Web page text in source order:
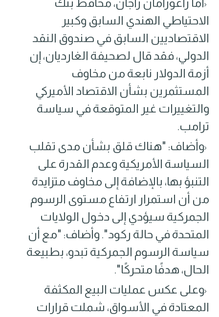
الاحتياطي الهندي السابق وكبير
الاقتصاديين السابق في صندوق النقد
الدولي، فقد قال لصحيفة الغارديان٬ إن
أزمة الدولار نابعة من مخاوف
المستثمرين بشأن الاقتصاد الأميركي
والتغييرات غير المتوقعة في سياسة
ترامب.
وأضاف: "هناك قلق بشأن مدى تقلب
السياسة الأمريكية وعدم القدرة على
التنبؤ بها، بالإضافة إلى مخاوف متزايدة
من أن استمرار ارتفاع مستوى الرسوم
الجمركية سيؤدي إلى دخول الولايات
المتحدة في حالة ركود". وأضاف: "مع أن
سياسة الرسوم الجمركية تبدو، بطبيعة
الحال، هدفًا متحركًا".
وعلى عكس عمليات البيع المكثفة
المعتادة في الأسواق، شملت قرارات